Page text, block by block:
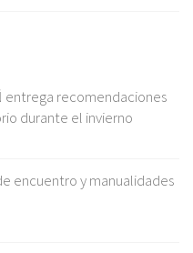
entrega recomendaciones
durante el invierno
encuentro y manualidades